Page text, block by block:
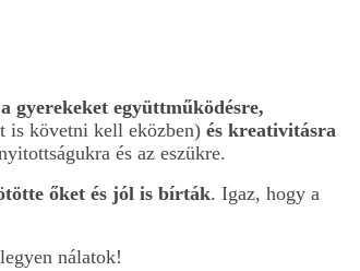
a gyerekeket együttműködésre,
is követni kell eközben) és kreativitásra
és az eszükre.
őket és jól is bírták. Igaz, hogy a
nálatok!